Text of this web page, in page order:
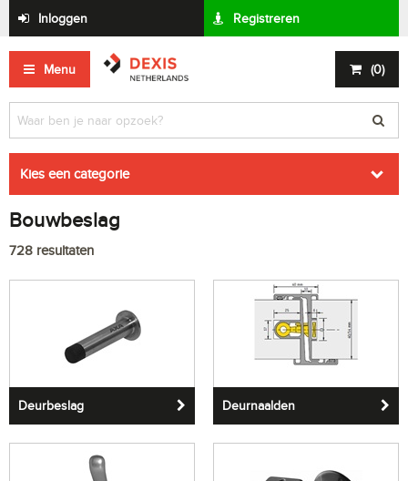
Inloggen Registreren
Menu (0)
Kies een categorie
Bouwbeslag
728 resultaten
Deurbeslag Deurnaalden